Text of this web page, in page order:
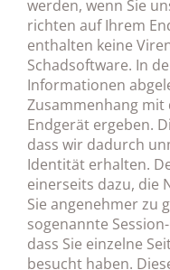
werden, wenn Sie
richten auf Ihrem
enthalten keine
Schadsoftware. In
Informationen
Zusammenhang mit
Endgerät ergeben.
dass wir dadurch
Identität erhalten.
einerseits dazu, die
Sie angenehmer zu
sogenannte
dass Sie einzelne
besucht haben.